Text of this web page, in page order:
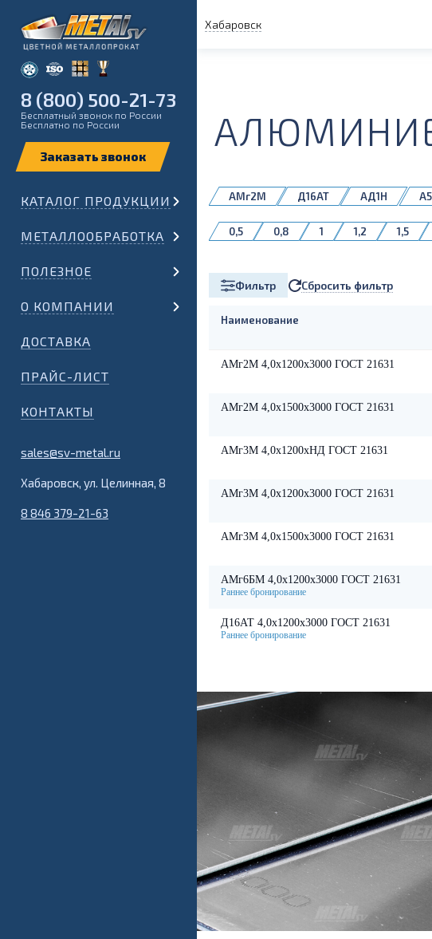
Хабаровск
8 (800) 500-21-73
Бесплатный звонок по России
Бесплатно по России
КАТАЛОГ ПРОДУКЦИИ
МЕТАЛЛООБРАБОТКА
ПОЛЕЗНОЕ
О КОМПАНИИ
ДОСТАВКА
ПРАЙС-ЛИСТ
КОНТАКТЫ
sales@sv-metal.ru
Хабаровск, ул. Целинная, 8
8 846 379-21-63
АМг2М Д16АТ АД1Н
0,5 0,8 1 1,2 1,5
Фильтр Сбросить фильтр
Наименование
АМг2М 4,0х1200х3000 ГОСТ 21631
АМг2М 4,0х1500х3000 ГОСТ 21631
АМг3М 4,0х1200хНД ГОСТ 21631
АМг3М 4,0х1200х3000 ГОСТ 21631
АМг3М 4,0х1500х3000 ГОСТ 21631
АМг6БМ 4,0х1200х3000 ГОСТ 21631
Д16АТ 4,0х1200х3000 ГОСТ 21631